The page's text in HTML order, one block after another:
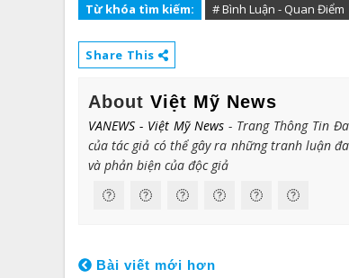
Từ khóa tìm kiếm: # Bình Luận - Quan Điểm
Share This
About Việt Mỹ News
VANEWS - Việt Mỹ News- Trang Thông Tin
của tác giả có thể gây ra những tranh luận
và phản biện của độc giả
Bài viết mới hơn